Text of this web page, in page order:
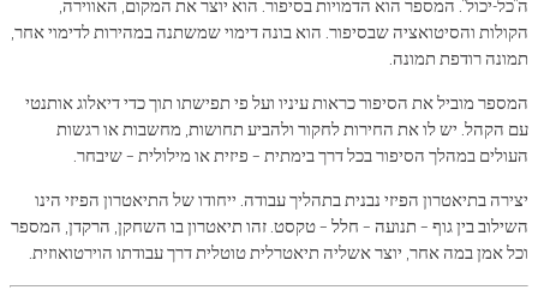
ה"כל-יכול". המספר הוא הדמויות בסיפור. הוא יוצר את המקום, האווירה,
הקולות והסיטואציה שבסיפור. הוא בונה דימוי שמשתנה במהירות לדימוי אחר,
תמונה רודפת תמונה.
המספר מוביל את הסיפור כראות עיניו ועל פי תפישתו תוך כדי דיאלוג אותנטי
עם הקהל. יש לו את החירות לחקור ולהביע תחושות, מחשבות או רגשות
העולים במהלך הסיפור בכל דרך בימתית – פיזית או מילולית – שיבחר.
יצירה בתיאטרון הפיזי נבנית בתהליך עבודה. ייחודו של התיאטרון הפיזי הינו
השילוב בין גוף – תנועה – חלל – טקסט. זהו תיאטרון בו השחקן, הרקדן, המספר
וכל אמן במה אחר, יוצר אשליה תיאטרלית טוטלית דרך עבודתו הוירטואוזית.